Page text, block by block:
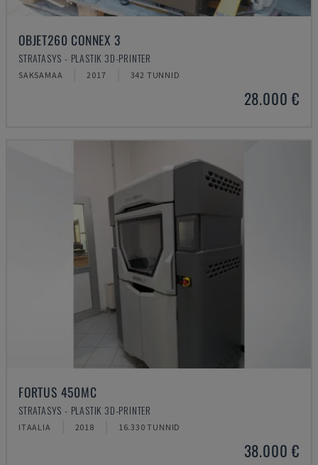
OBJET260 CONNEX 3
STRATASYS - PLASTIK 3D-PRINTER
SAKSAMAA 2017 342 TUNNID
28.000 €
FORTUS 450MC
STRATASYS - PLASTIK 3D-PRINTER
ITAALIA 2018 16.330 TUNNID
38.000 €